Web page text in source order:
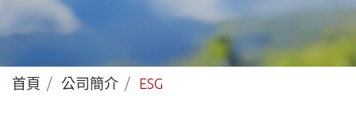
首頁 公司簡介 ESG